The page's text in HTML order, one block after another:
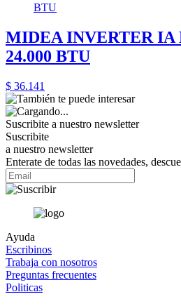
MIDEA INVERTER IA
24.000 BTU
$ 36.141
Suscribite a nuestro newsletter
Suscribite
a nuestro newsletter
Enterate de todas las novedades,
Ayuda
Escribinos
Trabaja con nosotros
Preguntas frecuentes
Politicas